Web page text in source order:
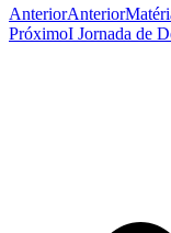
AnteriorAnterior
PróximoI Jornada de